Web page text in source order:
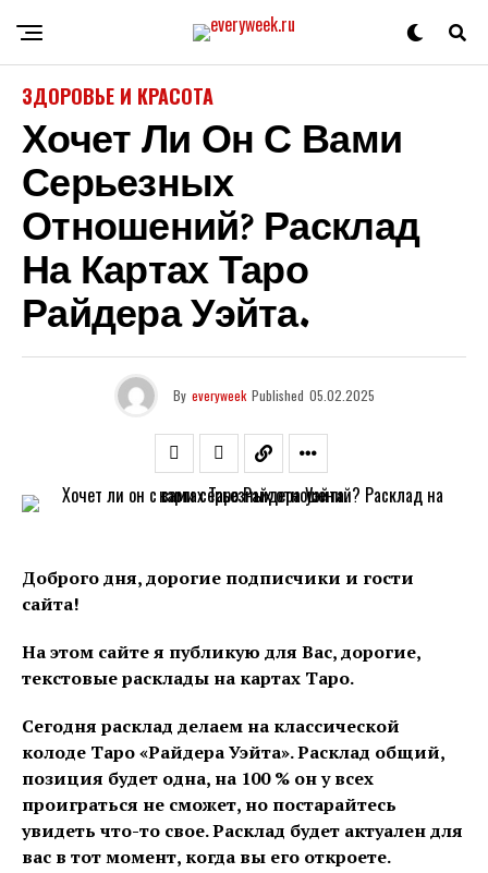
ЗДОРОВЬЕ И КРАСОТА
Хочет Ли Он С Вами
Серьезных
Отношений? Расклад
На Картах Таро
Райдера Уэйта.
By everyweek Published 05.02.2025
Доброго дня, дорогие подписчики и гости
сайта!
На этом сайте я публикую для Вас, дорогие,
текстовые расклады на картах Таро.
Сегодня расклад делаем на классической
колоде Таро «Райдера Уэйта». Расклад общий,
позиция будет одна, на 100 % он у всех
проиграться не сможет, но постарайтесь
увидеть что-то свое. Расклад будет актуален для
вас в тот момент, когда вы его откроете.